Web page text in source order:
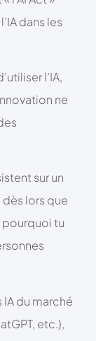
dans les
l’IA,
ne
sur un
lors que
pourquoi tu
du marché
etc.),